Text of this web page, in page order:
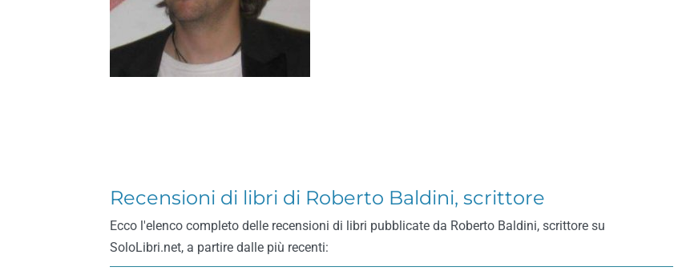
Recensioni di libri di Roberto Baldini, scrittore
Ecco l'elenco completo delle recensioni di libri pubblicate da Roberto Baldini, scrittore su
SoloLibri.net, a partire dalle più recenti: